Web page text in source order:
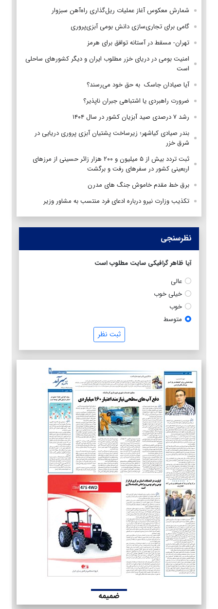
شمارش معکوس آغاز عملیات ریل‌گذاری راه‌آهن سبزوار
گامی برای تجاری‌سازی دانش بومی آبزی‌پروری
تهران- مسقط در آستانه توافق برای هرمز
امنیت بومی در دریای خزر مطلوب ایران و دیگر کشورهای ساحلی
است
آیا صیادان جاسک به حق خود می‌رسند؟
ضرورت راهبردی یا اشتباهی جبران ناپذیر؟
رشد ۷ درصدی صید آبزیان کشور در سال ۱۴۰۴
بندر صیادی کیاشهر؛ زیرساخت پشتیان آبزی پروری دریایی در
شرق خزر
ثبت تردد بیش از ۵ میلیون و ۲۰۰ هزار زائر حسینی از مرزهای
اربعینی کشور در سفرهای رفت و برگشت
برق خط مقدم خاموش جنگ های مدرن
تکذیب وزارت نیرو درباره ادعای فرد منتسب به مشاور وزیر
نظرسنجی
آیا ظاهر گرافیکی سایت مطلوب است
عالی
خیلی خوب
خوب
متوسط
ثبت نظر
ضمیمه